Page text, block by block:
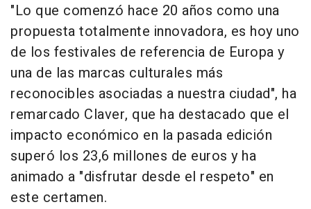
"Lo que comenzó hace 20 años como una
propuesta totalmente innovadora, es hoy uno
de los festivales de referencia de Europa y
una de las marcas culturales más
reconocibles asociadas a nuestra ciudad", ha
remarcado Claver, que ha destacado que el
impacto económico en la pasada edición
superó los 23,6 millones de euros y ha
animado a "disfrutar desde el respeto" en
este certamen.